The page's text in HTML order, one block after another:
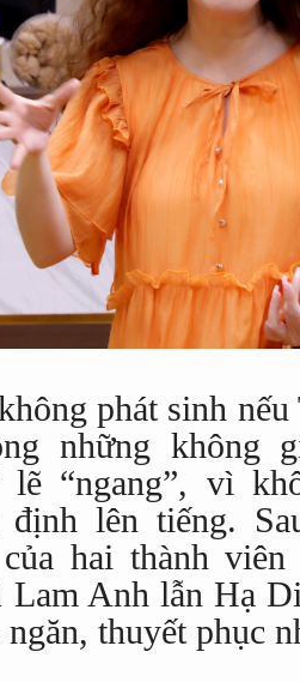
phát sinh
những không
“ngang”, vì
định lên tiếng.
của hai thành
Lam Anh lẫn Hạ
ngăn, thuyết phục